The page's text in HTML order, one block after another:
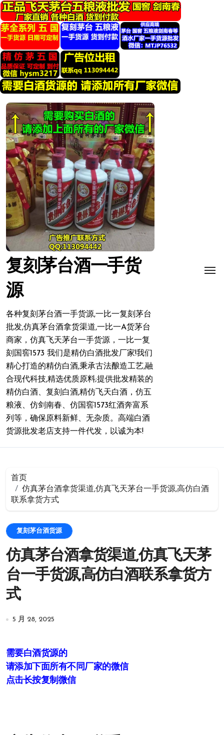
转
到
内
容
复刻茅台酒一手货
源
各种复刻茅台酒一手货源,一比一复刻茅台
批发,仿真茅台酒拿货渠道,一比一A货茅台
商家，仿真飞天茅台一手货源，一比一复
刻国窖1573 我们是精仿白酒批发厂家!我们
精心打造的精仿白酒,秉承古法酿造工艺,融
合现代科技,精选优质原料;提供批发精装的
精仿白酒、复刻白酒,精仿飞天白酒，仿五
粮液、仿剑南春、仿国窖1573红酒奔富系
列等，确保原料新鲜、无杂质。高端白酒
货源批发老店支持一件代发，以诚为本!
首页
仿真茅台酒拿货渠道,仿真飞天茅台一手货源,高仿白酒
联系拿货方式
复刻茅台酒货源
仿真茅台酒拿货渠道,仿真飞天茅
台一手货源,高仿白酒联系拿货方
式
5 月 28, 2025
需要白酒货源的
请添加下面所有不同厂家的微信
点击长按复制微信